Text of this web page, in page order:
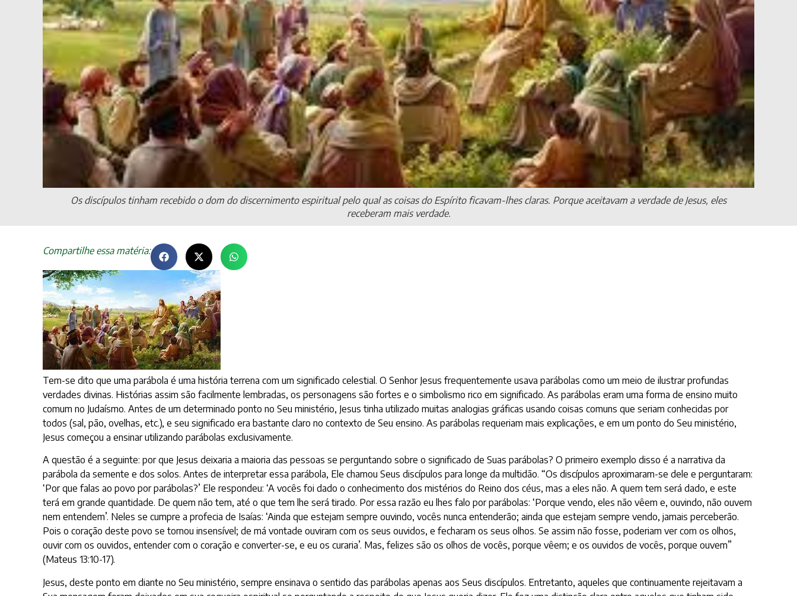
Os discípulos tinham recebido o dom do discernimento espiritual pelo qual as coisas do Espírito ficavam-lhes claras. Porque aceitavam a verdade de Jesus, eles
receberam mais verdade.
Compartilhe essa matéria:
Tem-se dito que uma parábola é uma história terrena com um significado celestial. O Senhor Jesus frequentemente usava parábolas como um meio de ilustrar profundas
verdades divinas. Histórias assim são facilmente lembradas, os personagens são fortes e o simbolismo rico em significado. As parábolas eram uma forma de ensino muito
comum no Judaísmo. Antes de um determinado ponto no Seu ministério, Jesus tinha utilizado muitas analogias gráficas usando coisas comuns que seriam conhecidas por
todos (sal, pão, ovelhas, etc.), e seu significado era bastante claro no contexto de Seu ensino. As parábolas requeriam mais explicações, e em um ponto do Seu ministério,
Jesus começou a ensinar utilizando parábolas exclusivamente.
A questão é a seguinte: por que Jesus deixaria a maioria das pessoas se perguntando sobre o significado de Suas parábolas? O primeiro exemplo disso é a narrativa da
parábola da semente e dos solos. Antes de interpretar essa parábola, Ele chamou Seus discípulos para longe da multidão. “Os discípulos aproximaram-se dele e perguntaram:
‘Por que falas ao povo por parábolas?’ Ele respondeu: ‘A vocês foi dado o conhecimento dos mistérios do Reino dos céus, mas a eles não. A quem tem será dado, e este
terá em grande quantidade. De quem não tem, até o que tem lhe será tirado. Por essa razão eu lhes falo por parábolas: ‘Porque vendo, eles não vêem e, ouvindo, não ouvem
nem entendem’. Neles se cumpre a profecia de Isaías: ‘Ainda que estejam sempre ouvindo, vocês nunca entenderão; ainda que estejam sempre vendo, jamais perceberão.
Pois o coração deste povo se tornou insensível; de má vontade ouviram com os seus ouvidos, e fecharam os seus olhos. Se assim não fosse, poderiam ver com os olhos,
ouvir com os ouvidos, entender com o coração e converter-se, e eu os curaria’. Mas, felizes são os olhos de vocês, porque vêem; e os ouvidos de vocês, porque ouvem”
(Mateus 13:10-17).
Jesus, deste ponto em diante no Seu ministério, sempre ensinava o sentido das parábolas apenas aos Seus discípulos. Entretanto, aqueles que continuamente rejeitavam a